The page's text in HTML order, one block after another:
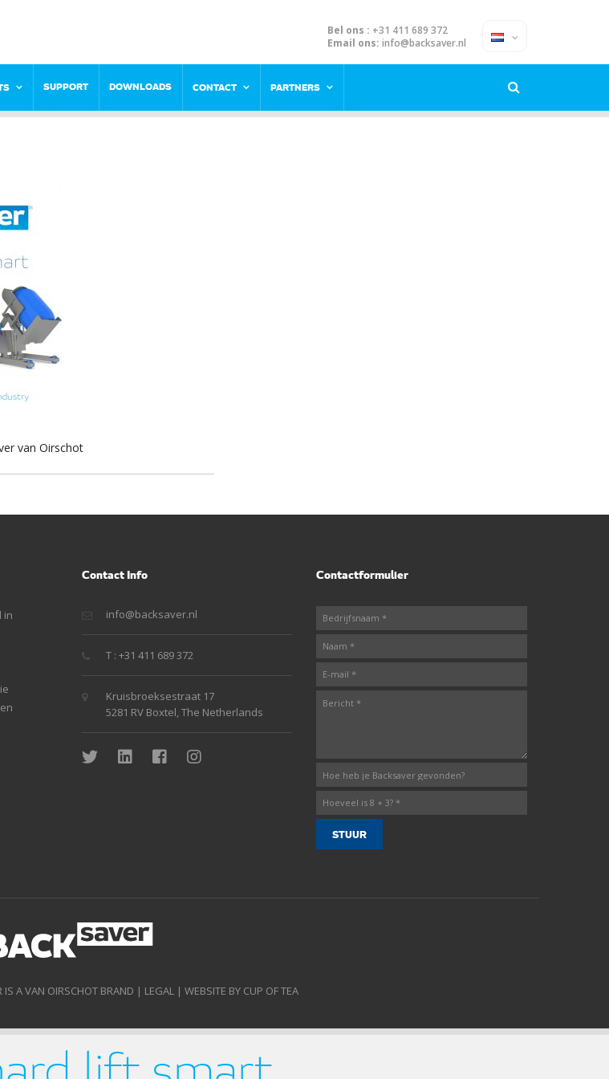
Bel ons : +31 411 689 372
Email ons: info@backsaver.nl
SUPPORT DOWNLOADS CONTACT PARTNERS
van Oirschot
in
Contact Info
info@backsaver.nl
T : +31 411 689 372
Kruisbroeksestraat 17
5281 RV Boxtel, The Netherlands
Contactformulier
A VAN OIRSCHOT BRAND | LEGAL | WEBSITE BY CUP OF TEA
lift smart